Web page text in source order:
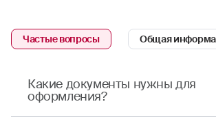
Частые вопросы Общая
Какие документы нужны для
оформления?